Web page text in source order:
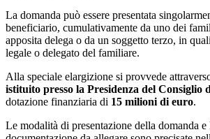
La domanda può essere presentata
beneficiario, cumulativamente da uno dei
apposita delega o da un soggetto terzo, in
legale o delegato del familiare.
Alla speciale elargizione si provvede
istituito presso la Presidenza del Consiglio
dotazione finanziaria di 15 milioni di euro.
Le modalità di presentazione della domanda